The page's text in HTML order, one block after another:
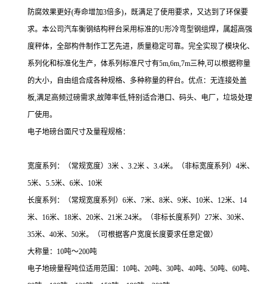
防腐效果更好(寿命增加3倍多)，既满足了使用要求，又达到了环保要
求。本公司汽车衡钢结构秤台采用标准的U形冷弯型钢组焊，属超高强
度秤体，全部构件制作工艺先进，质量稳定可靠。完全实现了模块化、
系列化和标准化生产，体系列标准尺寸有5m,6m,7m三种,可以根据称量
的大小，自由组合成各种规格、多种称量的秤台。优点：无连接处盖
板,满足高频过磅需求,故障率低,特别适合港口、码头、电厂，垃圾处理
厂使用。
电子地磅台面尺寸及量程规格：
宽度系列：（常规宽度） 3米 、3.2米 、3.4米。（非标宽度系列）4米、
5米、5.5米、6米、10米
长度系列：（常规宽度系列） 6米、7米、8米、9米、10米、12米、14
米、16米、18米、20米、21米.24米。（非标长度系列）27米、30米、
35米、40米、50米。（可根据客户宽度长度要求任意定做）
大称量：10吨～200吨
电子地磅量程吨位适用范围： 10吨、20吨、30吨、40吨、50吨、60吨、